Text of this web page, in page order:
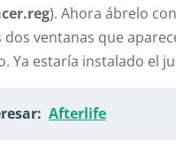
). Ahora ábrelo
dos ventanas que
Ya estaría instalado el
Afterlife